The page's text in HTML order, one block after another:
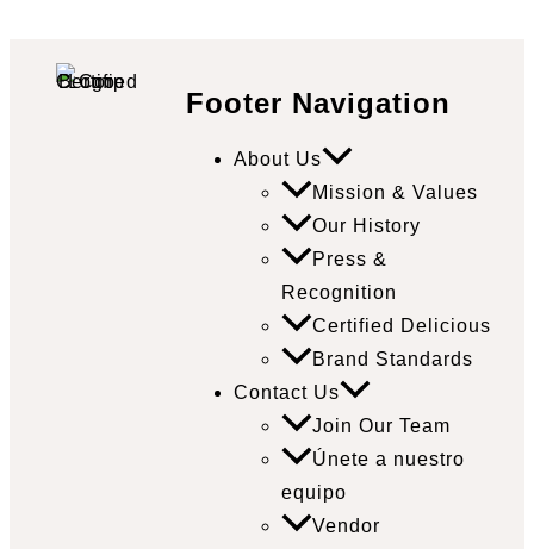
Footer Navigation
About Us
Mission & Values
Our History
Press &
Recognition
Certified Delicious
Brand Standards
Contact Us
Join Our Team
Únete a nuestro
equipo
Vendor